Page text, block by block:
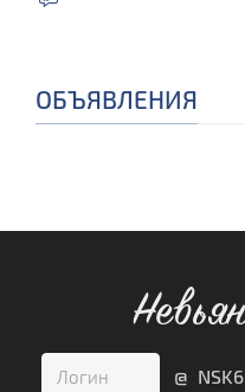
ОБЪЯВЛЕНИЯ
@